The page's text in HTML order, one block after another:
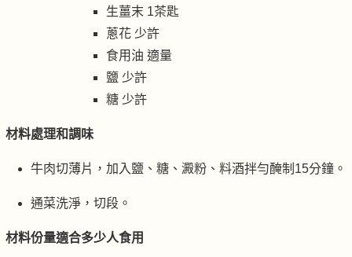
生薑末 1茶匙
蔥花 少許
食用油 適量
鹽 少許
糖 少許
材料處理和調味
牛肉切薄片，加入鹽、糖、澱粉、料酒拌勻醃制15分鐘。
通菜洗淨，切段。
材料份量適合多少人食用